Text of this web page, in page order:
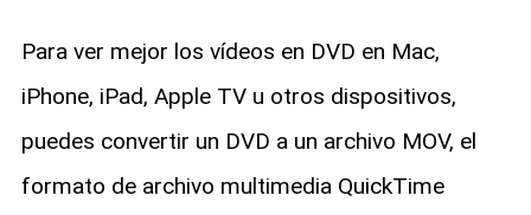
Para ver mejor los vídeos en DVD en Mac,
iPhone, iPad, Apple TV u otros dispositivos,
puedes convertir un DVD a un archivo MOV, el
formato de archivo multimedia QuickTime